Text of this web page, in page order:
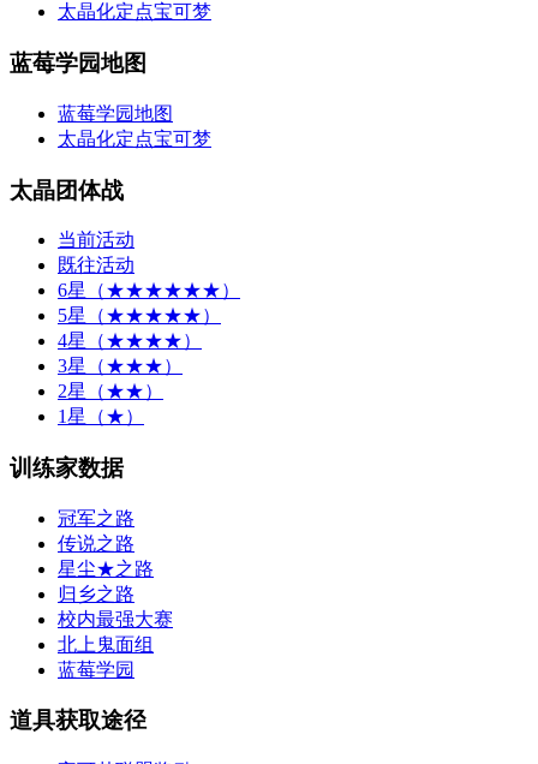
太晶化定点宝可梦
蓝莓学园地图
蓝莓学园地图
太晶化定点宝可梦
太晶团体战
当前活动
既往活动
6星（★★★★★★）
5星（★★★★★）
4星（★★★★）
3星（★★★）
2星（★★）
1星（★）
训练家数据
冠军之路
传说之路
星尘★之路
归乡之路
校内最强大赛
北上鬼面组
蓝莓学园
道具获取途径